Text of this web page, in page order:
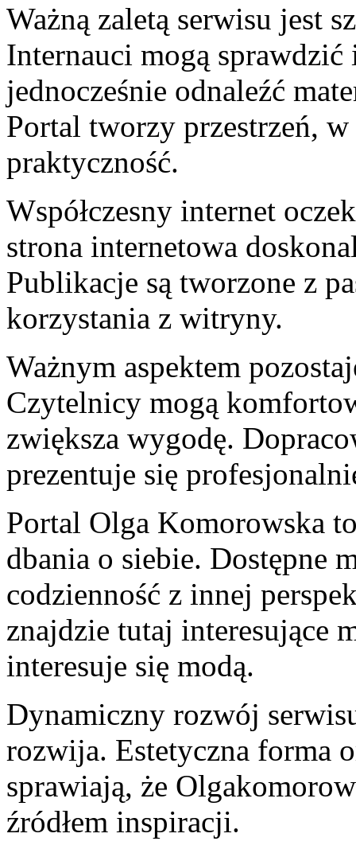
Ważną zaletą serwisu jest
Internauci mogą
jednocześnie odnaleźć
Portal tworzy przestrzeń,
praktyczność.
Współczesny internet
strona internetowa
Publikacje są tworzone z
korzystania z witryny.
Ważnym aspektem
Czytelnicy mogą
zwiększa wygodę.
prezentuje się
Portal Olga Komorowska
dbania o siebie. Dostępne
codzienność z innej
znajdzie tutaj interesujące
interesuje się modą.
Dynamiczny rozwój
rozwija. Estetyczna forma
sprawiają, że
źródłem inspiracji.